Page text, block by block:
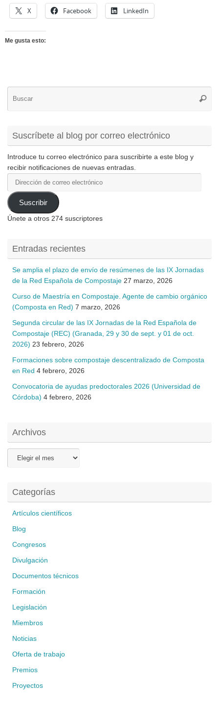
X Facebook LinkedIn
Me gusta esto:
Suscríbete al blog por correo electrónico
Introduce tu correo electrónico para suscribirte a este blog y
recibir notificaciones de nuevas entradas.
correo
electrónico
Suscribir
Únete a otros 274 suscriptores
Entradas recientes
Se amplia el plazo de envío de resúmenes de las IX Jornadas
de la Red Española de Compostaje 27 marzo, 2026
Curso de Maestría en Compostaje. Agente de cambio orgánico
(Composta en Red) 7 marzo, 2026
Segunda circular de las IX Jornadas de la Red Española de
Compostaje (REC) (Granada, 29 y 30 de sept. y 01 de oct.
2026) 23 febrero, 2026
Formaciones sobre compostaje descentralizado de Composta
en Red 4 febrero, 2026
Convocatoria de ayudas predoctorales 2026 (Universidad de
Córdoba) 4 febrero, 2026
Archivos
Categorías
Artículos científicos
Blog
Congresos
Divulgación
Documentos técnicos
Formación
Legislación
Miembros
Noticias
Oferta de trabajo
Premios
Proyectos